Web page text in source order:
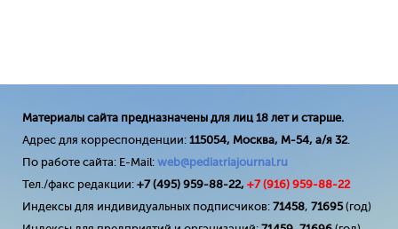
Материалы сайта предназначены для лиц 18 лет и старше.
Адрес для корреспонденции: 115054, Москва, М-54, а/я 32.
По работе сайта: E-Mail: web@pediatriajournal.ru
Тел./факс редакции: +7 (495) 959-88-22, +7 (916) 959-88-22
Индексы для индивидуальных подписчиков: 71458, 71695(год)